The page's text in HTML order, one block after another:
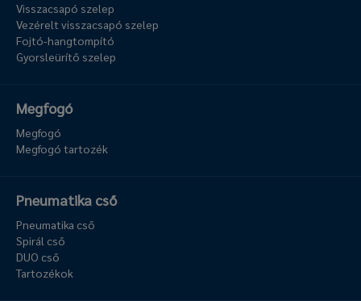
Visszacsapó szelep
Vezérelt visszacsapó szelep
Fojtó-hangtompító
Gyorsleürítő szelep
Megfogó
Megfogó
Megfogó tartozék
Pneumatika cső
Pneumatika cső
Spirál cső
DUO cső
Tartozékok